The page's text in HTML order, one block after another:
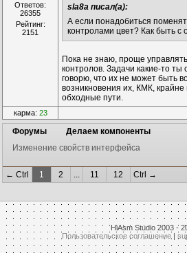
Ответов:
26355
Рейтинг:
2151
sla8a писал(а):
А если понадобиться
контролами цвет? Как быть с
Пока не знаю, проще
контролов. Задачи какие-то
говорю, что их не может быть
возникновения их, КМК, крайне
обходные пути.
карма: 23
Форумы
Делаем компоненты
Изменение свойств интерфейса
← Ctrl 1 2 ... 11 12 Ctrl →
HiAsm Studio 2003 -
Пользовательское соглашение|